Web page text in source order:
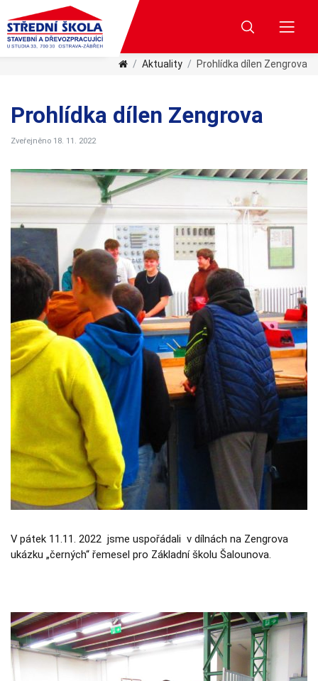
Aktuality Prohlídka dílen Zengrova
Prohlídka dílen Zengrova
Zveřejněno 18. 11. 2022
V pátek 11.11. 2022 jsme uspořádali v dílnách na Zengrova
ukázku „černých“ řemesel pro Základní školu Šalounova.
Nezbytné
Tyto
soubory
cookie
nejsou
volitelné.
Statistiky
zlepšovat
funkčnost a
webové
stránky
používají.